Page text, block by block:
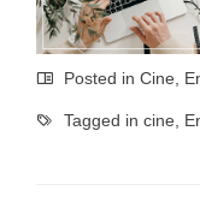
Posted in Cine,
Tagged in cine,